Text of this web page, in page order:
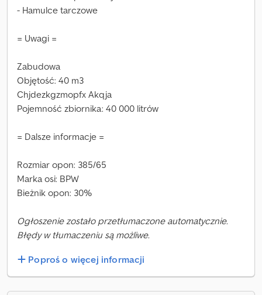
- Hamulce tarczowe
= Uwagi =
Zabudowa
Objętość: 40 m3
Chjdezkgzmopfx Akqja
Pojemność zbiornika: 40 000 litrów
= Dalsze informacje =
Rozmiar opon: 385/65
Marka osi: BPW
Bieżnik opon: 30%
Ogłoszenie zostało przetłumaczone automatycznie.
Błędy w tłumaczeniu są możliwe.
Poproś o więcej informacji